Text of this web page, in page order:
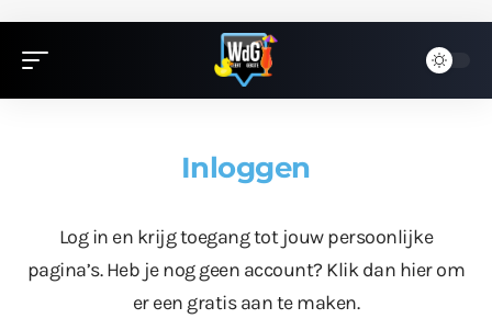
Inloggen
Log in en krijg toegang tot jouw persoonlijke
pagina’s. Heb je nog geen account? Klik dan hierom
er een gratis aan te maken.